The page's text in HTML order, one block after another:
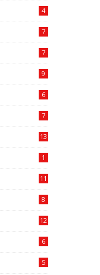
4
7
7
9
6
7
13
1
11
8
12
6
5